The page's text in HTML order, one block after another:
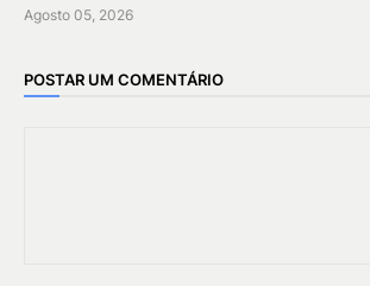
Agosto 05, 2026
POSTAR UM COMENTÁRIO